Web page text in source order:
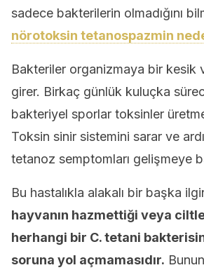
sadece bakterilerin olmadığını
nörotoksin tetanospazmin
Bakteriler organizmaya bir kesik
girer. Birkaç günlük kuluçka
bakteriyel sporlar toksinler
Toksin sinir sistemini sarar ve
tetanoz semptomları gelişmeye
Bu hastalıkla alakalı bir başka
hayvanın hazmettiği veya
herhangi bir C. tetani
soruna yol açmamasıdır.